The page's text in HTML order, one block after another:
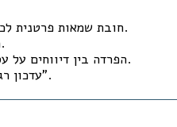
חובת שמאות פרטנית לכל עסקה ממומנת – גם בדירה חדשה בפרויקט מלווה.
הגדרת נוהל פיקוח על השמאות בפרויקטים עם ליווי.
הפרדה בין דיווחים על עסקאות בפרויקטים חדשים לבין עסקאות שוק חופשי.
עדכון רגולציה: הבנק המלווה אינו יכול לשמש "תחליף שמאי".